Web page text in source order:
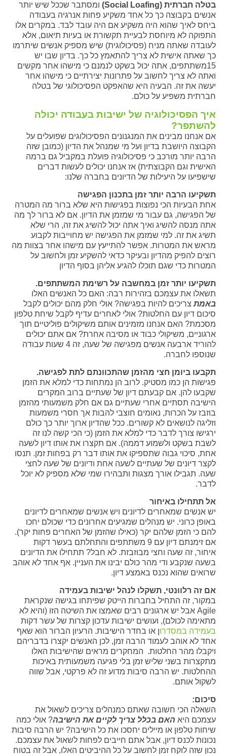
בטלה חברתית (Social Loafing)
ומסתבר שככל שיש יותר
אנשים בקבוצה כך כל אחד משקיע פחות אנרגיה בעבודה
ביחס לאיך שהוא היה משקיע אם היה עובד לבד. במקרים אלו
התפוקה לא מיוחסת לבעיית תקשורת או בעיות תיאום, אלא
לעובדה שאתה מניח (פסיכולוגית) שיש מספיק אנשים שיתרמו
כך שאתה אישית לא צריך להתאמץ כל כך. בדיון שבו יש
15משתתפים, אתה יכול בשקט לנמנם כי מישהו אחר מקשים
ואתה לא צריך לחשוב על פתרונות יצירתיים כי מישהו אחר
יעשה את זה. הבעיה היא שהאפקט הפסיכולוגי של בטלה
חברתית משפיע על כולם.
איך הפסיכולוגיה של ישיבות בעבודה יכולה
להשתפר?
אם אנחנו מבינים את המנגנונים הפסיכולוגים שפועלים על
הקבוצה היושבת בדיון ועל מי שמנהל את הדיון (כמובן שזה
הרבה יותר מורכב כי פסיכולוגיה פועלת במקביל גם ברמה
האישית וגם הקבוצתית) אז אנחנו יכולים לעשות דברים
שישפיעו על היעילות של הדיונים בחברה שלנו:
תשקיעו הרבה יותר זמן בתכנון הפגישה
אחת הבעיות הכי נפוצות בפגישות היא שלא ברור מה המטרה
של הפגישה, גם עבור מי שמזמן את הדיון. אם לא ברור לך מה
אתה מנסה להשיג ואיך אתה יכול להשיג את זה, הרי שלא
תשיג את זה. למי שמזמן את הפגישה יש מחוייבות לקבוע
מראש את המטרות. אפשר להתייעץ עם מישהו אחר בצוות מה
רוצים להפיק מהדיון ובעיקר כדאי להשקיע זמן ולחשוב על
המטרות כדי שגם תוכלו להגיע אליהן בסוף הדיון
תשקיעו יותר זמן במחשבה על רשימת המשתתפים.
תשאלו את עצמכם בזהירות רבה: האם כל האנשים האלו
באמת צריכים להיות בפגישה? אולי חלק מהם יכולים לקבל
סיכום דיון עם החלטות? אולי לאחרים עדיף לקבל שיחת טלפון
מסכמת? האם אנחנו מזמינים אותם משיקולים פוליטיים תוך
ארגוניים, משיקולי כבוד או מסיבה אחרת? אם אתם יכולים
להוריד ארבעה אנשים מפגישה של שעה, זה 4 שעות עבודה
שנוספו לחברה.
תקבעו ביומן חצי מהזמן שהתכוונתם לתת לפגישה.
פגישות הן כמו מסטיק. לרוב הן נמתחות כדי למלא את הזמן
שקבעו להן. אם קבעתם דיון של שעתיים ברוב המקרים
הישיבה תסתיים אחרי שעתיים גם אם חלק משמעותי מהזמן
בוזבז על הכרות, נאומים חוצבי להבות אך חסרי משמעות
וזליגה לנושאים לא קשורים. ככל שהדיון ארוך יותר כך כולם
ירגישו צורך לדבר כדי למלא את הזמן (כי הכי קשה לנו זה
לשבת בשקט ולשמוע דממה). אם תקצרו את אותו דיון לשעה
אחת, סיכוי גבוה שתספיקו את אותו דבר רק בפחות זמן. תנסו
לקצר דיונים של שעתיים לשעה אחת ודיונים של שעה לחצי
שעה. תגבילו אורך מצגות ותבהירו שמי שלא מספיק לא יוכל
לדבר.
אל תתחילו באיחור
יש אנשים שמאחרים לדיונים ויש אנשים שמאחרים לדיונים
באופן כרוני. יש מנהלים שמגיעים אחרונים כדי שכולם יחכו
להם כי הזמן שלהם יקר (כאילו שהזמן של האחרים פחות יקר).
אם זימנתם דיון עם 9 משתתפים והתחלתם בעשר דקות
איחור, זה שעה וחצי מבוזבזת. לא חבל? תתחילו את הדיונים
בשעה שנקבע ודי מהר כולם יבינו את העניין. אף אחד לא אוהב
שרואים שהוא נכנס באמצע דיון.
אם זה רלוונטי, תשקלו לנהל ישיבות בעמידה
במקור, זה התחיל בחברות הייטק שפיתחו בגישה שנקראת
Agile אבל יש ארגונים רבים שאמצו את השיטה הזו (והיא לא
מתאימה לכולם), ועושים ישיבות עדכון קצרות של עשר דקות
בעמידה במסדרון או בחדר הישיבות. הרעיון הברור הוא שאף
אחד לא אוהב לעמוד הרבה זמן, לכן האנשים יקצרו בדבריהם
ויקבלו מהר החלטות. המחקרים מראים שהישיבות האלו
מתקצרות בשני שליש זמן בלי פגיעה משמעותית באיכות
ההחלטות. יש הרבה סיבות מדוע זה לא פרקטי, אבל שווה
לשקול אותם.
סיכום:
השאלה הכי חשובה שאתם כמנהלים צריכים לשאול את
עצמכם היא האם בכלל צריך לקיים את הישיבה? אולי כמה
שיחות טלפון או מיילים יחסכו את כל הישיבה? יש הרבה סיבות
נכונות לכנס דיון, אבל אתם חייבים לפחות לשאול את עצמכם.
נכון שזה לוקח זמן לחשוב על כל ההיביטים האלו, אבל זה בטוח